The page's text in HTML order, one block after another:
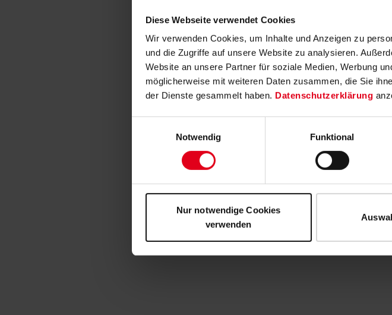
Diese Webseite verwendet Cookies
Wir verwenden Cookies, um Inhalte und Anzeigen zu
und die Zugriffe auf unsere Website zu analysieren.
Website an unsere Partner für soziale Medien, Werbung
möglicherweise mit weiteren Daten zusammen, die Sie
der Dienste gesammelt haben. Datenschutzerklärung
Notwendig
Funktional
Nur notwendige Cookies
verwenden